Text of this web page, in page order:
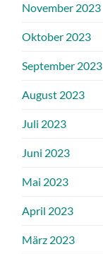
November 2023
Oktober 2023
September 2023
August 2023
Juli 2023
Juni 2023
Mai 2023
April 2023
März 2023